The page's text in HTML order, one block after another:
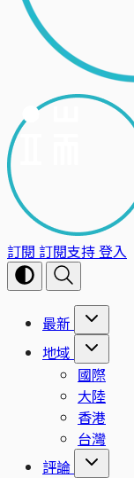
訂閱 訂閱支持登入
最新
地域
國際
大陸
香港
台灣
評論